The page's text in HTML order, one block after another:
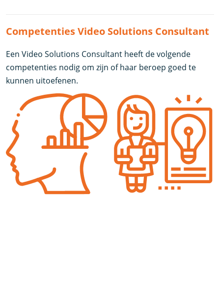
Competenties Video Solutions Consultant
Een Video Solutions Consultant heeft de volgende
competenties nodig om zijn of haar beroep goed te
kunnen uitoefenen.